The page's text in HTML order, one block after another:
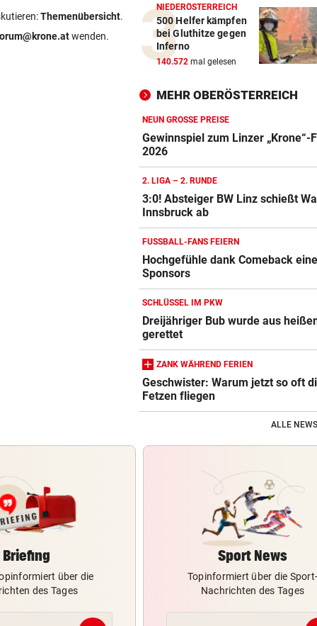
Themenübersicht.
wenden.
NIEDERÖSTERREICH
500 Helfer kämpfen
bei Gluthitze gegen
Inferno
140.572 mal gelesen
MEHR OBERÖSTERREICH
NEUN GROSSE PREISE
Gewinnspiel zum Linzer „Krone“-
2026
2. LIGA – 2. RUNDE
3:0! Absteiger BW Linz schießt
Innsbruck ab
FUSSBALL-FANS FEIERN
Hochgefühle dank Comeback
Sponsors
SCHLÜSSEL IM PKW
Dreijähriger Bub wurde aus
gerettet
ZANK WÄHREND FERIEN
Geschwister: Warum jetzt so oft
Fetzen fliegen
ALLE
Briefing
über die
des Tages
Sport News
Topinformiert über die Sport-
Nachrichten des Tages